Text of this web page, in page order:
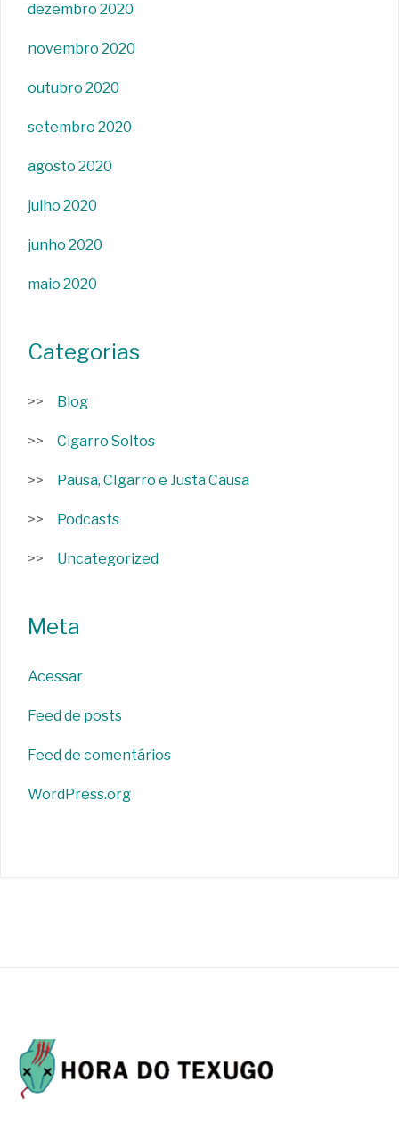
dezembro 2020
novembro 2020
outubro 2020
setembro 2020
agosto 2020
julho 2020
junho 2020
maio 2020
Categorias
Blog
Cigarro Soltos
Pausa, CIgarro e Justa Causa
Podcasts
Uncategorized
Meta
Acessar
Feed de posts
Feed de comentários
WordPress.org